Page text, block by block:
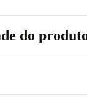
do